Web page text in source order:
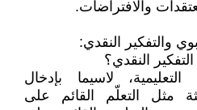
والافتراضات.
والتفكير النقدي:
النقدي؟
لاسيما بإدخال
مثل التعلّم القائم على